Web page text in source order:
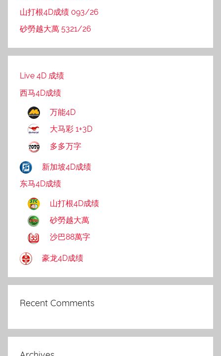
山打根4D成绩 093/26
砂勞越大萬 5321/26
Live 4D 成绩
西马4D成绩
万能4D
大马彩 1+3D
多多万字
新加坡4D成绩
东马4D成绩
山打根4D成绩
砂勞越大萬
沙巴88萬字
豪龙4D成绩
Recent Comments